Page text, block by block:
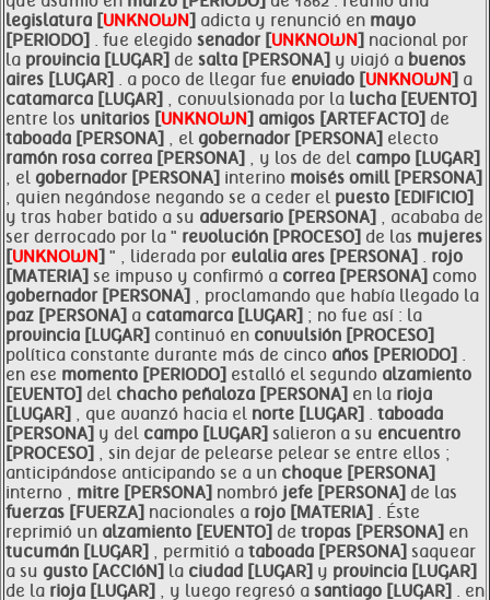
legislatura [UNKNOWN] adicta y renunció en mayo
[PERIODO] . fue elegido senador [UNKNOWN] nacional por
la provincia [LUGAR] de salta [PERSONA] y viajó a buenos
aires [LUGAR] . a poco de llegar fue enviado [UNKNOWN] a
catamarca [LUGAR] , convulsionada por la lucha [EVENTO]
entre los unitarios [UNKNOWN] amigos [ARTEFACTO] de
taboada [PERSONA] , el gobernador [PERSONA] electo
ramón rosa correa [PERSONA] , y los de del campo [LUGAR]
, el gobernador [PERSONA] interino moisés omill [PERSONA]
, quien negándose negando se a ceder el puesto [EDIFICIO]
y tras haber batido a su adversario [PERSONA] , acababa de
ser derrocado por la " revolución [PROCESO] de las mujeres
[UNKNOWN] " , liderada por eulalia ares [PERSONA] . rojo
[MATERIA] se impuso y confirmó a correa [PERSONA] como
gobernador [PERSONA] , proclamando que había llegado la
paz [PERSONA] a catamarca [LUGAR] ; no fue así : la
provincia [LUGAR] continuó en convulsión [PROCESO]
política constante durante más de cinco años [PERIODO] .
en ese momento [PERIODO] estalló el segundo alzamiento
[EVENTO] del chacho peñaloza [PERSONA] en la rioja
[LUGAR] , que avanzó hacia el norte [LUGAR] . taboada
[PERSONA] y del campo [LUGAR] salieron a su encuentro
[PROCESO] , sin dejar de pelearse pelear se entre ellos ;
anticipándose anticipando se a un choque [PERSONA]
interno , mitre [PERSONA] nombró jefe [PERSONA] de las
fuerzas [FUERZA] nacionales a rojo [MATERIA] . Éste
reprimió un alzamiento [EVENTO] de tropas [PERSONA] en
tucumán [LUGAR] , permitió a taboada [PERSONA] saquear
a su gusto [ACCIóN] la ciudad [LUGAR] y provincia [LUGAR]
de la rioja [LUGAR] , y luego regresó a santiago [LUGAR] . en